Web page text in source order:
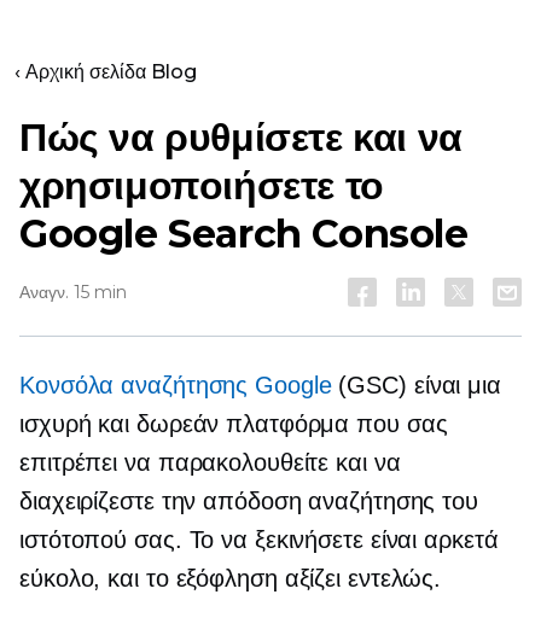
‹ Αρχική σελίδα Blog
Πώς να ρυθμίσετε και να
χρησιμοποιήσετε το
Google Search Console
Αναγν. 15 min
Κονσόλα αναζήτησης Google(GSC) είναι μια
ισχυρή και δωρεάν πλατφόρμα που σας
επιτρέπει να παρακολουθείτε και να
διαχειρίζεστε την απόδοση αναζήτησης του
ιστότοπού σας. Το να ξεκινήσετε είναι αρκετά
εύκολο, και το εξόφληση αξίζει εντελώς.